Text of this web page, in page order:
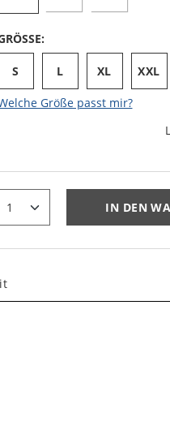
S L XL XXL
Größe passt mir?
IN DEN